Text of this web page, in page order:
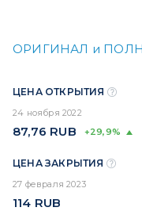
ОРИГИНАЛ и
ЦЕНА ОТКРЫТИЯ
24 ноября 2022
87,76 RUB +29,9%
ЦЕНА ЗАКРЫТИЯ
27 февраля 2023
114 RUB